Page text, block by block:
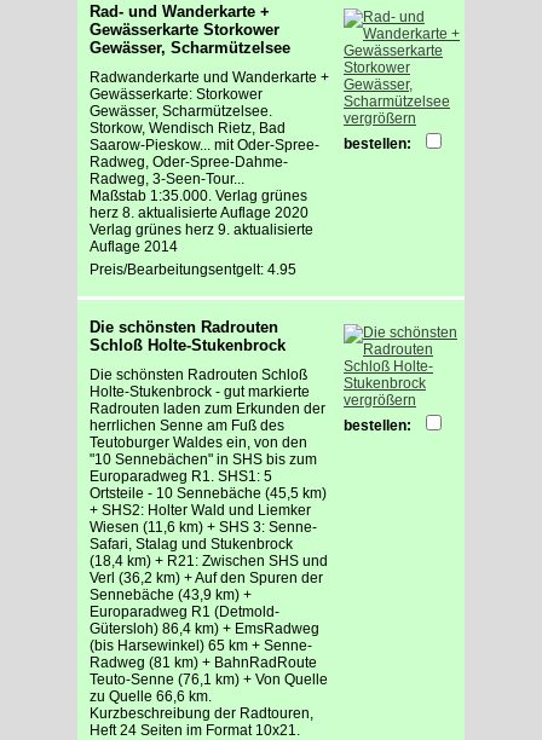
Rad- und Wanderkarte +
Gewässerkarte Storkower
Gewässer, Scharmützelsee
Radwanderkarte und Wanderkarte +
Gewässerkarte: Storkower
Gewässer, Scharmützelsee.
Storkow, Wendisch Rietz, Bad
Saarow-Pieskow... mit Oder-Spree-
Radweg, Oder-Spree-Dahme-
Radweg, 3-Seen-Tour...
Maßstab 1:35.000. Verlag grünes
herz 8. aktualisierte Auflage 2020
Verlag grünes herz 9. aktualisierte
Auflage 2014
Preis/Bearbeitungsentgelt: 4.95
vergrößern
bestellen:
Die schönsten Radrouten
Schloß Holte-Stukenbrock
Die schönsten Radrouten Schloß
Holte-Stukenbrock - gut markierte
Radrouten laden zum Erkunden der
herrlichen Senne am Fuß des
Teutoburger Waldes ein, von den
"10 Sennebächen" in SHS bis zum
Europaradweg R1. SHS1: 5
Ortsteile - 10 Sennebäche (45,5 km)
+ SHS2: Holter Wald und Liemker
Wiesen (11,6 km) + SHS 3: Senne-
Safari, Stalag und Stukenbrock
(18,4 km) + R21: Zwischen SHS und
Verl (36,2 km) + Auf den Spuren der
Sennebäche (43,9 km) +
Europaradweg R1 (Detmold-
Gütersloh) 86,4 km) + EmsRadweg
(bis Harsewinkel) 65 km + Senne-
Radweg (81 km) + BahnRadRoute
Teuto-Senne (76,1 km) + Von Quelle
zu Quelle 66,6 km.
Kurzbeschreibung der Radtouren,
Heft 24 Seiten im Format 10x21.
vergrößern
bestellen: